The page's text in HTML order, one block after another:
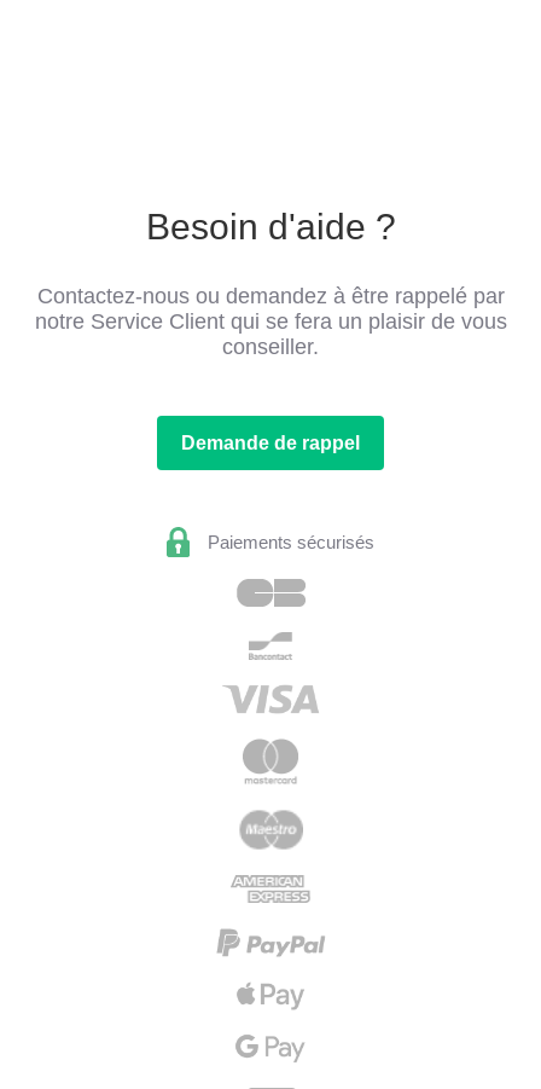
Besoin d'aide ?
Contactez-nous ou demandez à être rappelé par
notre Service Client qui se fera un plaisir de vous
conseiller.
Demande de rappel
Paiements sécurisés